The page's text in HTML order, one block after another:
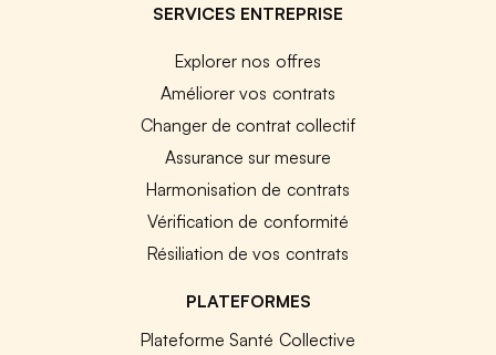
SERVICES ENTREPRISE
Explorer nos offres
Améliorer vos contrats
Changer de contrat collectif
Assurance sur mesure
Harmonisation de contrats
Vérification de conformité
Résiliation de vos contrats
PLATEFORMES
Plateforme Santé Collective